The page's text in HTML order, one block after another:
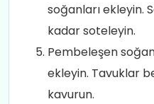
soğanları ekleyin.
kadar soteleyin.
Pembeleşen
ekleyin. Tavuklar
kavurun.